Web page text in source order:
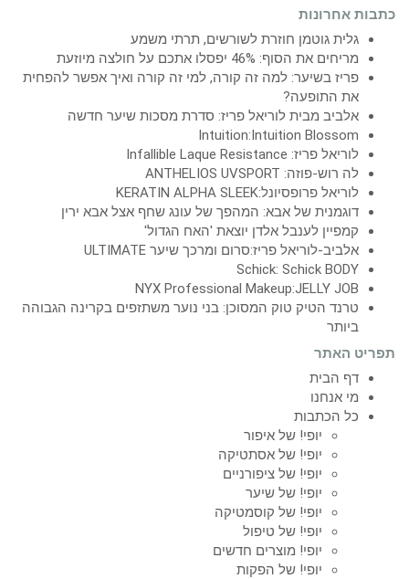
כתבות אחרונות
גלית גוטמן חוזרת לשורשים, תרתי משמע
מריחים את הסוף: 46% יפסלו אתכם על חולצה מיוזעת
פריז בשיער: למה זה קורה, למי זה קורה ואיך אפשר להפחית
את התופעה?
אלביב מבית לוריאל פריז: סדרת מסכות שיער חדשה
Intuition:Intuition Blossom
לוריאל פריז: Infallible Laque Resistance
לה רוש-פוזה: ANTHELIOS UVSPORT
לוריאל פרופסיונל:KERATIN ALPHA SLEEK
דוגמנית של אבא: המהפך של עונג שחף אצל אבא ירין
קמפיין לענבל אלדן יוצאת 'האח הגדול'
אלביב-לוריאל פריז:סרום ומרכך שיער ULTIMATE
Schick: Schick BODY
NYX Professional Makeup:JELLY JOB
טרנד הטיק טוק המסוכן: בני נוער משתזפים בקרינה הגבוהה
ביותר
תפריט האתר
דף הבית
מי אנחנו
כל הכתבות
יופי! של איפור
יופי! של אסתטיקה
יופי! של ציפורניים
יופי! של שיער
יופי! של קוסמטיקה
יופי! של טיפול
יופי! מוצרים חדשים
יופי! של הפקות